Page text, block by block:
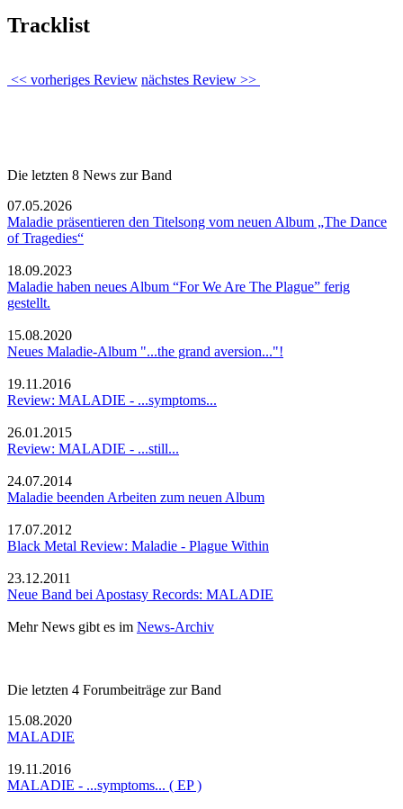
Tracklist
<< vorheriges Review nächstes Review >>
Die letzten 8 News zur Band
07.05.2026
Maladie präsentieren den Titelsong vom neuen Album „The Dance
of Tragedies“
18.09.2023
Maladie haben neues Album “For We Are The Plague” ferig
gestellt.
15.08.2020
Neues Maladie-Album "...the grand aversion..."!
19.11.2016
Review: MALADIE - ...symptoms...
26.01.2015
Review: MALADIE - ...still...
24.07.2014
Maladie beenden Arbeiten zum neuen Album
17.07.2012
Black Metal Review: Maladie - Plague Within
23.12.2011
Neue Band bei Apostasy Records: MALADIE
Mehr News gibt es im News-Archiv
Die letzten 4 Forumbeiträge zur Band
15.08.2020
MALADIE
19.11.2016
MALADIE - ...symptoms... ( EP )